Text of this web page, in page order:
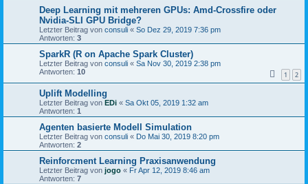
Deep Learning mit mehreren GPUs: Amd-Crossfire oder
Nvidia-SLI GPU Bridge?
Letzter Beitrag von consuli « So Dez 29, 2019 7:36 pm
Antworten: 3
SparkR (R on Apache Spark Cluster)
Letzter Beitrag von consuli « Sa Nov 30, 2019 2:38 pm
Antworten: 10 1 2
Uplift Modelling
Letzter Beitrag von EDi « Sa Okt 05, 2019 1:32 am
Antworten: 1
Agenten basierte Modell Simulation
Letzter Beitrag von consuli « Do Mai 30, 2019 8:20 pm
Antworten: 2
Reinforcment Learning Praxisanwendung
Letzter Beitrag von jogo « Fr Apr 12, 2019 8:46 am
Antworten: 7